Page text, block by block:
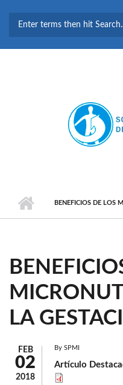
BÚSQUEDA
BENEFICIOS DE LOS
LA
FEB
02
2018
By SPMI
Artículo